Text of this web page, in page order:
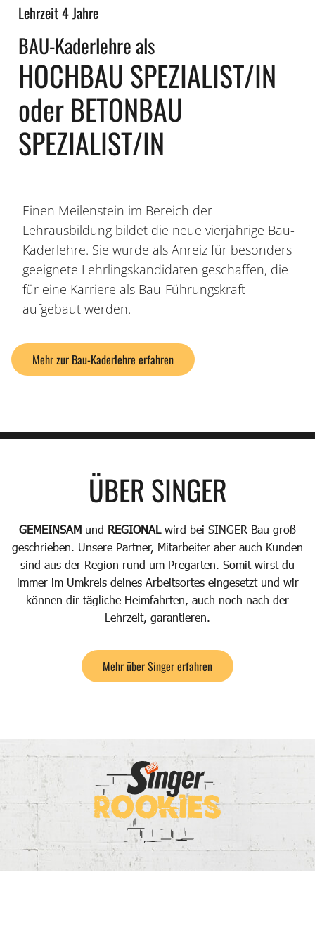
Lehrzeit 4 Jahre
BAU-Kaderlehre als
HOCHBAU SPEZIALIST/IN
oder BETONBAU
SPEZIALIST/IN
Einen Meilenstein im Bereich der
Lehrausbildung bildet die neue vierjährige Bau-
Kaderlehre. Sie wurde als Anreiz für besonders
geeignete Lehrlingskandidaten geschaffen, die
für eine Karriere als Bau-Führungskraft
aufgebaut werden.
Mehr zur Bau-Kaderlehre erfahren
ÜBER SINGER
GEMEINSAM und REGIONALwird bei SINGER Bau groß
geschrieben. Unsere Partner, Mitarbeiter aber auch Kunden
sind aus der Region rund um Pregarten. Somit wirst du
immer im Umkreis deines Arbeitsortes eingesetzt und wir
können dir tägliche Heimfahrten, auch noch nach der
Lehrzeit, garantieren.
Mehr über Singer erfahren